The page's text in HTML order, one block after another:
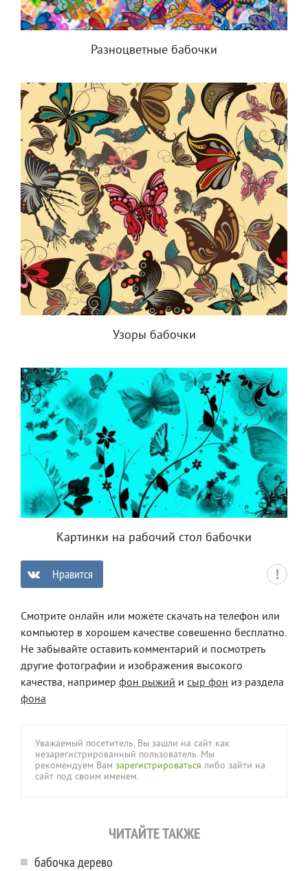
Разноцветные бабочки
Узоры бабочки
Картинки на рабочий стол бабочки
Нравится
Смотрите онлайн или можете скачать на телефон или
компьютер в хорошем качестве совешенно бесплатно.
Не забывайте оставить комментарий и посмотреть
другие фотографии и изображения высокого
качества, например фон рыжий и сыр фон из раздела
фона
Уважаемый посетитель, Вы зашли на сайт как
незарегистрированный пользователь. Мы
рекомендуем Вам зарегистрироваться либо зайти на
сайт под своим именем.
ЧИТАЙТЕ ТАКЖЕ
бабочка дерево